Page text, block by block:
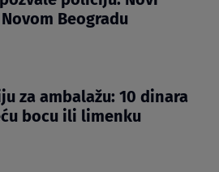
Beogradu
za ambalažu: 10 dinara
bocu ili limenku